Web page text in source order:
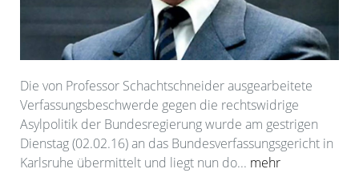
Die von Professor Schachtschneider ausgearbeitete
Verfassungsbeschwerde gegen die rechtswidrige
Asylpolitik der Bundesregierung wurde am gestrigen
Dienstag (02.02.16) an das Bundesverfassungsgericht in
Karlsruhe übermittelt und liegt nun do... mehr